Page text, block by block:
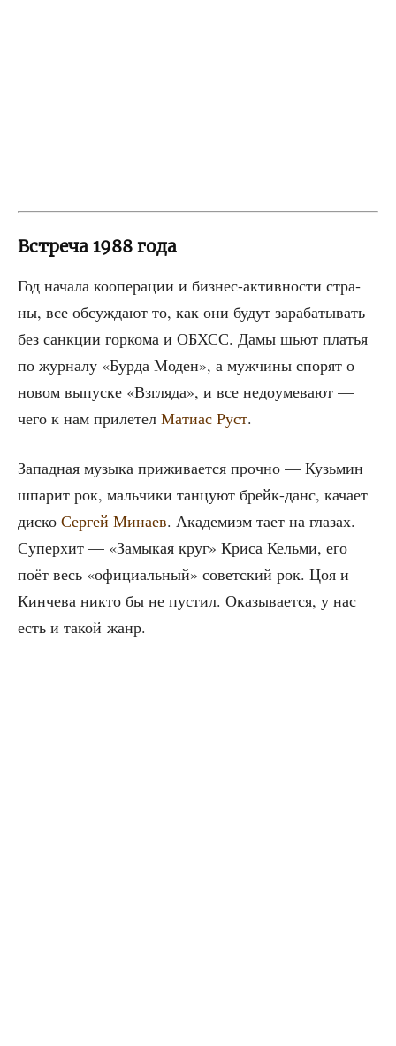
Встреча 1988 года
Год нача­ла коопе­ра­ции и биз­нес-актив­но­сти стра­
ны, все обсуж­да­ют то, как они будут зара­ба­ты­вать
без санк­ции гор­ко­ма и ОБХСС. Дамы шьют пла­тья
по жур­на­лу «Бур­да Моден», а муж­чи­ны спо­рят о
новом выпус­ке «Взгля­да», и все недо­уме­ва­ют —
чего к нам при­ле­тел Мати­ас Руст.
Запад­ная музы­ка при­жи­ва­ет­ся проч­но — Кузь­мин
шпа­рит рок, маль­чи­ки тан­цу­ют брейк-данс, кача­ет
дис­ко Сер­гей Мина­ев. Ака­де­мизм тает на гла­зах.
Супер­хит — «Замы­кая круг» Кри­са Кель­ми, его
поёт весь «офи­ци­аль­ный» совет­ский рок. Цоя и
Кин­че­ва никто бы не пустил. Ока­зы­ва­ет­ся, у нас
есть и такой жанр.